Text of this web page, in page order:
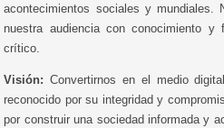
acontecimientos sociales y mundiales.
nuestra audiencia con conocimiento y
crítico.
Visión: Convertirnos en el medio
reconocido por su integridad y
por construir una sociedad informada y